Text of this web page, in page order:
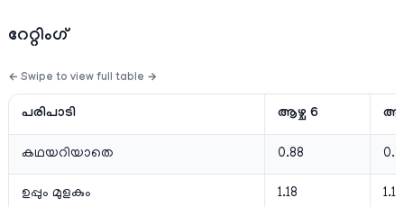
റേറ്റിംഗ്
പരിപാടി ആഴ്ച 6
കഥയറിയാതെ 0.88
ഉപ്പും മുളകും 1.18 1.13